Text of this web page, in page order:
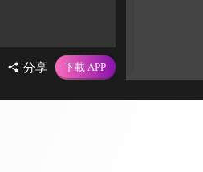
分享